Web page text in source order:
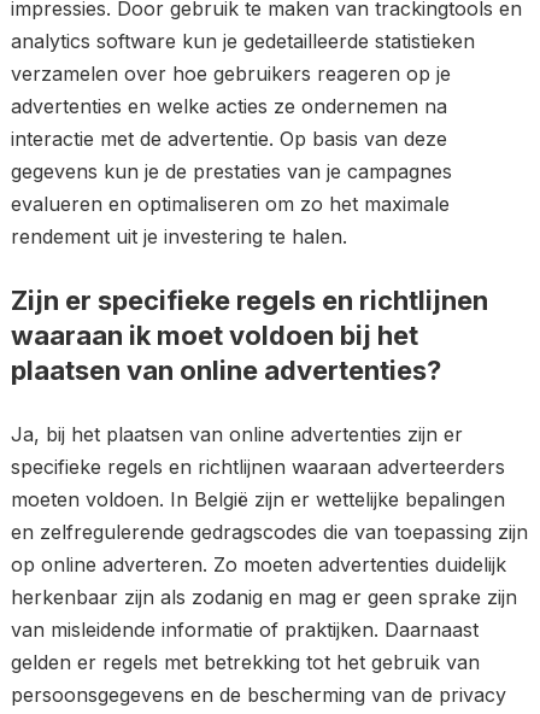
impressies. Door gebruik te maken van trackingtools en
analytics software kun je gedetailleerde statistieken
verzamelen over hoe gebruikers reageren op je
advertenties en welke acties ze ondernemen na
interactie met de advertentie. Op basis van deze
gegevens kun je de prestaties van je campagnes
evalueren en optimaliseren om zo het maximale
rendement uit je investering te halen.
Zijn er specifieke regels en richtlijnen
waaraan ik moet voldoen bij het
plaatsen van online advertenties?
Ja, bij het plaatsen van online advertenties zijn er
specifieke regels en richtlijnen waaraan adverteerders
moeten voldoen. In België zijn er wettelijke bepalingen
en zelfregulerende gedragscodes die van toepassing zijn
op online adverteren. Zo moeten advertenties duidelijk
herkenbaar zijn als zodanig en mag er geen sprake zijn
van misleidende informatie of praktijken. Daarnaast
gelden er regels met betrekking tot het gebruik van
persoonsgegevens en de bescherming van de privacy